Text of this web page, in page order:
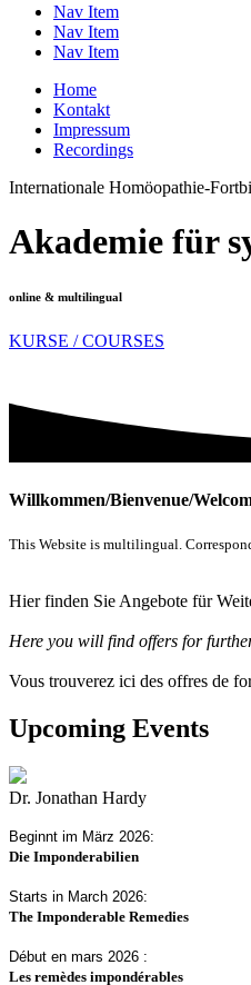
Nav Item
Nav Item
Nav Item
Home
Kontakt
Impressum
Recordings
Internationale Homöopathie-
Akademie für
online & multilingual
KURSE / COURSES
Willkommen/Bienvenue/
This Website is multilingual.
Hier finden Sie Angebote für
Here you will find offers for
Vous trouverez ici des offres de
Upcoming Events
Dr. Jonathan Hardy
Beginnt im März 2026:
Die Imponderabilien
Starts in March 2026:
The Imponderable Remedies
Début en mars 2026 :
Les remèdes impondérables